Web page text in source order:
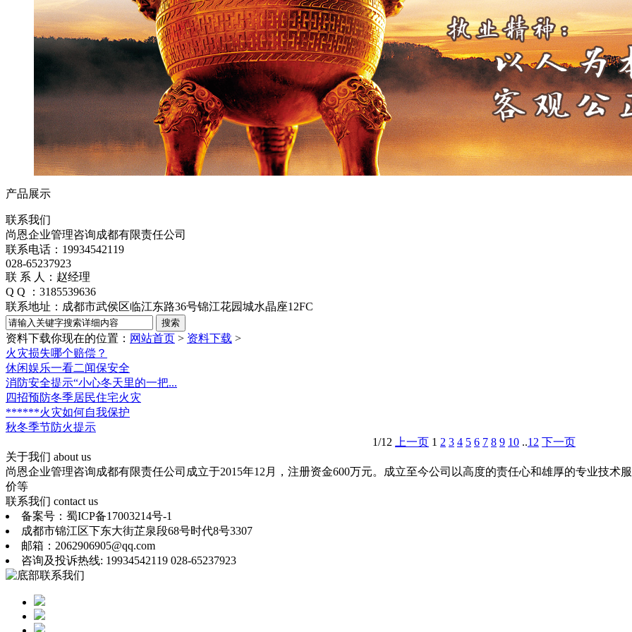
产品展示
联系我们
尚恩企业管理咨询成都有限责任公司
联系电话：19934542119
028-65237923
联 系 人：赵经理
Q Q ：3185539636
联系地址：成都市武侯区临江东路36号锦江花园城水晶座12FC
资料下载你现在的位置： 网站首页 > 资料下载 >
火灾损失哪个赔偿？
休闲娱乐一看二闻保安全
消防安全提示“小心冬天里的一把...
四招预防冬季居民住宅火灾
******火灾如何自我保护
秋冬季节防火提示
1/12
上一页 1 2 3 4 5 6 7 8 9 10 ..12 下一页
关于我们 about us
尚恩企业管理咨询成都有限责任公司成立于2015年12月，注册资金600万元。成立至今公司以高度的责任心和雄厚的专业技
价等
联系我们 contact us
备案号：蜀ICP备17003214号-1
成都市锦江区下东大街芷泉段68号时代8号3307
邮箱：2062906905@qq.com
咨询及投诉热线: 19934542119 028-65237923